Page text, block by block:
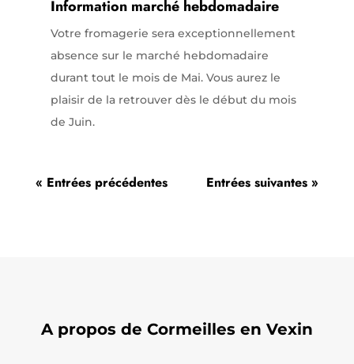
Information marché hebdomadaire
Votre fromagerie sera exceptionnellement
absence sur le marché hebdomadaire
durant tout le mois de Mai. Vous aurez le
plaisir de la retrouver dès le début du mois
de Juin.
« Entrées précédentes Entrées suivantes »
A propos de Cormeilles en Vexin